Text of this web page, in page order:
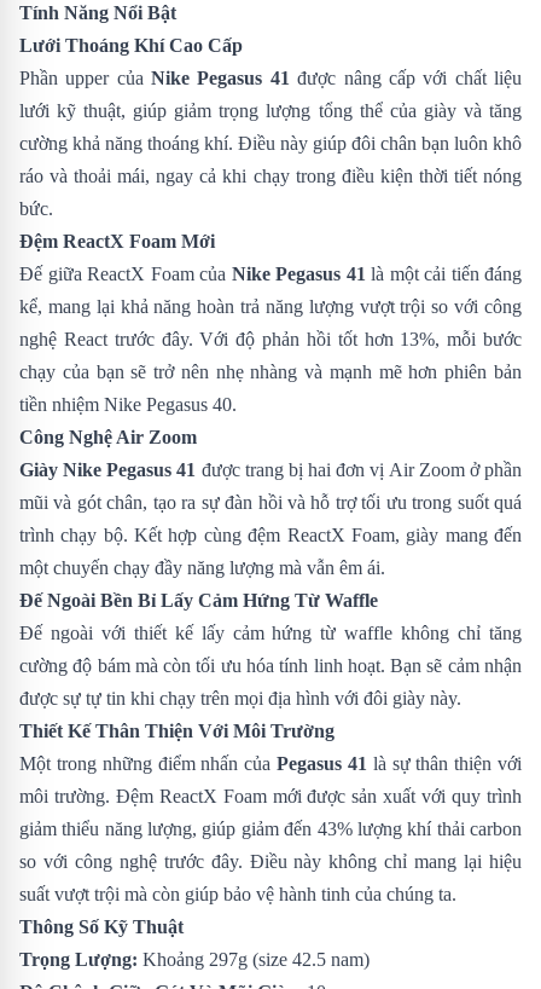
Tính Năng Nổi Bật
Lưới Thoáng Khí Cao Cấp
Phần upper củaNike Pegasus 41 được nâng cấp với chất liệu
lưới kỹ thuật, giúp giảm trọng lượng tổng thể của giày và tăng
cường khả năng thoáng khí. Điều này giúp đôi chân bạn luôn khô
ráo và thoải mái, ngay cả khi chạy trong điều kiện thời tiết nóng
bức.
Đệm ReactX Foam Mới
Đế giữa ReactX Foam của Nike Pegasus 41 là một cải tiến đáng
kể, mang lại khả năng hoàn trả năng lượng vượt trội so với công
nghệ React trước đây. Với độ phản hồi tốt hơn 13%, mỗi bước
chạy của bạn sẽ trở nên nhẹ nhàng và mạnh mẽ hơn phiên bản
tiền nhiệm Nike Pegasus 40.
Công Nghệ Air Zoom
Giày Nike Pegasus 41 được trang bị hai đơn vị Air Zoom ở phần
mũi và gót chân, tạo ra sự đàn hồi và hỗ trợ tối ưu trong suốt quá
trình chạy bộ. Kết hợp cùng đệm ReactX Foam, giày mang đến
một chuyến chạy đầy năng lượng mà vẫn êm ái.
Đế Ngoài Bền Bỉ Lấy Cảm Hứng Từ Waffle
Đế ngoài với thiết kế lấy cảm hứng từ waffle không chỉ tăng
cường độ bám mà còn tối ưu hóa tính linh hoạt. Bạn sẽ cảm nhận
được sự tự tin khi chạy trên mọi địa hình với đôi giày này.
Thiết Kế Thân Thiện Với Môi Trường
Một trong những điểm nhấn của Pegasus 41 là sự thân thiện với
môi trường. Đệm ReactX Foam mới được sản xuất với quy trình
giảm thiểu năng lượng, giúp giảm đến 43% lượng khí thải carbon
so với công nghệ trước đây. Điều này không chỉ mang lại hiệu
suất vượt trội mà còn giúp bảo vệ hành tinh của chúng ta.
Thông Số Kỹ Thuật
Trọng Lượng: Khoảng 297g (size 42.5 nam)